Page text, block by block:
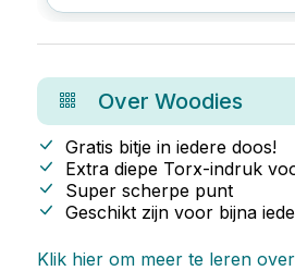
Over Woodies
Gratis bitje in iedere doos!
Extra diepe Torx-indruk
Super scherpe punt
Geschikt zijn voor bijna
Klik hier om meer te leren